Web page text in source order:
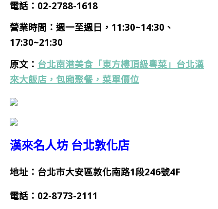
電話： 02-2788-1618
營業時間： 週一至週日，11:30~14:30、
17:30~21:30
原文： 台北南港美食「東方樓頂級粵菜」台北漢
來大飯店，包廂聚餐，菜單價位
漢來名人坊 台北敦化店
地址：台北市大安區敦化南路1段246號4F
電話： 02-8773-2111